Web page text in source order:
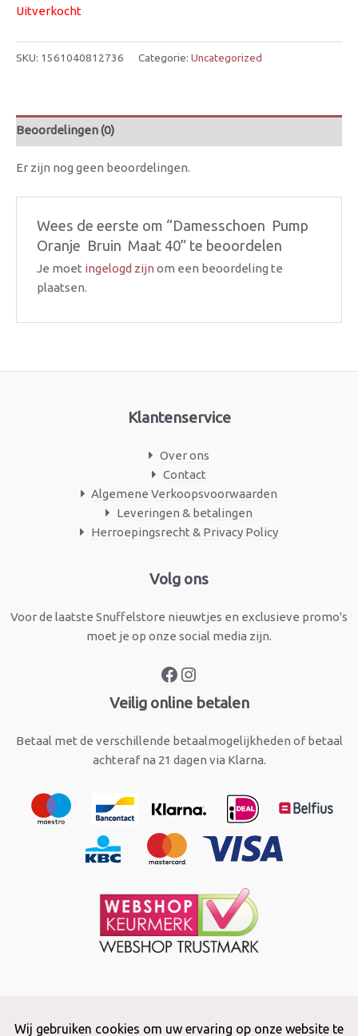
Uitverkocht
SKU: 1561040812736 Categorie: Uncategorized
Beoordelingen (0)
Er zijn nog geen beoordelingen.
Wees de eerste om “Damesschoen  Pump 
Oranje  Bruin  Maat 40” te beoordelen
Je moet ingelogd zijn om een beoordeling te
plaatsen.
Klantenservice
Over ons
Contact
Algemene Verkoopsvoorwaarden
Leveringen & betalingen
Herroepingsrecht & Privacy Policy
Volg ons
Voor de laatste Snuffelstore nieuwtjes en exclusieve promo's
moet je op onze social media zijn.
Facebook
Veilig online betalen
Betaal met de verschillende betaalmogelijkheden of betaal
achteraf na 21 dagen via Klarna.